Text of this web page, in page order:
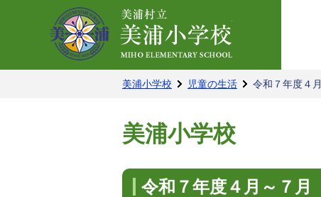
美浦小学校 児童の生活 令和７年度４
美浦小学校
令和７年度４月～７月